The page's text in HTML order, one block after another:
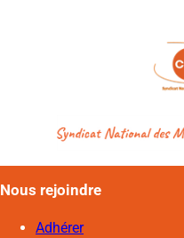
Nous rejoindre
Adhérer